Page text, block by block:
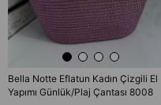
Bella Notte Eflatun Kadın Çizgili El
Yapımı Günlük/Plaj Çantası 8008